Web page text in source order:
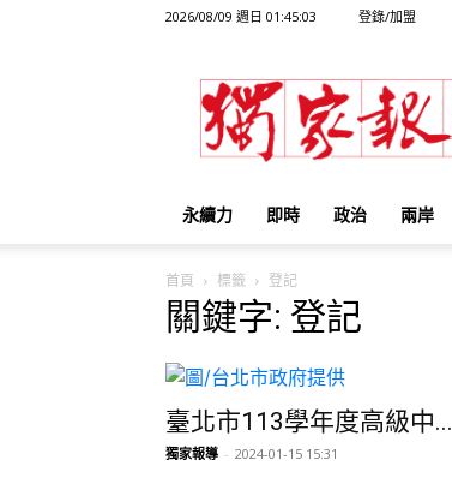
2026/08/09 週日 01:45:03 登錄/加盟
獨
家
報
永續力 即時 政治 兩岸
首頁 標籤 登記
關鍵字: 登記
臺北市113學年度高級中...
獨家報導 - 2024-01-15 15:31